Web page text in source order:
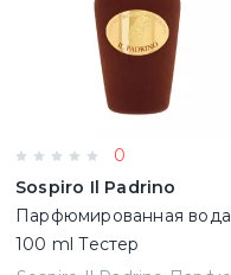
0
Sospiro Il Padrino
Парфюмированная вода
100 ml Тестер